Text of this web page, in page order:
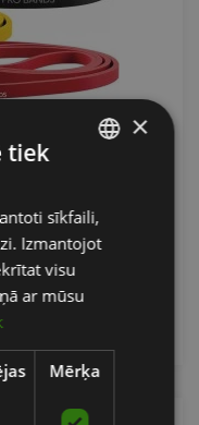
ENGLISH
RUSSIAN
×
tiek
sīkfaili,
Izmantojot
visu
ar mūsu
Mērķa